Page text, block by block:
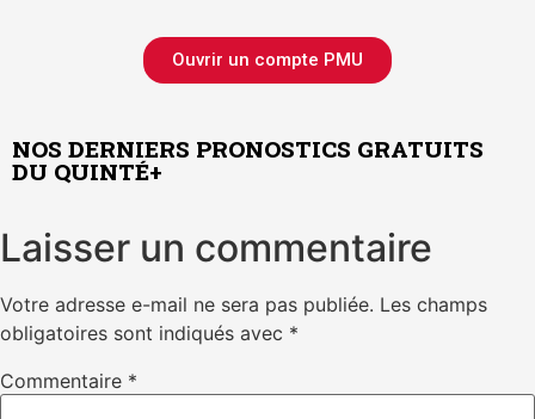
Ouvrir un compte PMU
NOS DERNIERS PRONOSTICS GRATUITS
DU QUINTÉ+
Laisser un commentaire
Votre adresse e-mail ne sera pas publiée. Les champs
obligatoires sont indiqués avec *
Commentaire *